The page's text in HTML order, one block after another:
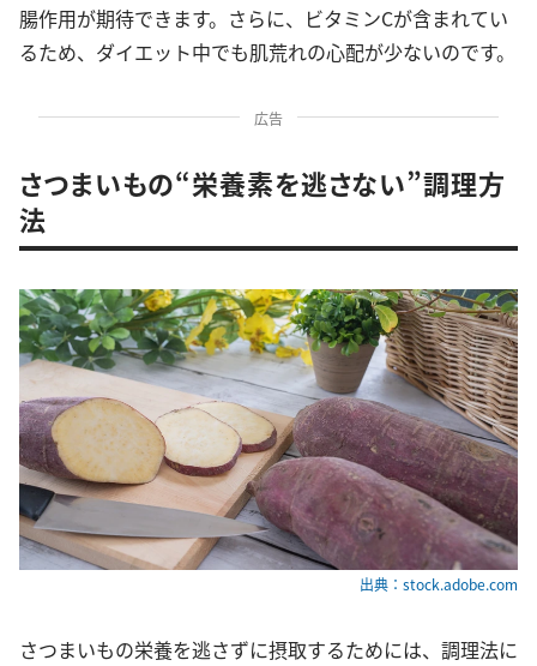
腸作用が期待できます。さらに、ビタミンCが含まれてい
るため、ダイエット中でも肌荒れの心配が少ないのです。
広告
さつまいもの“栄養素を逃さない”調理方
法
出典：stock.adobe.com
さつまいもの栄養を逃さずに摂取するためには、調理法に